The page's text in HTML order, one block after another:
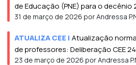
de Educação (PNE) para o decênio
31 de março de 2026 por Andressa
ATUALIZA CEE |Atualização
de professores: Deliberação CEE
23 de março de 2026 por Andressa